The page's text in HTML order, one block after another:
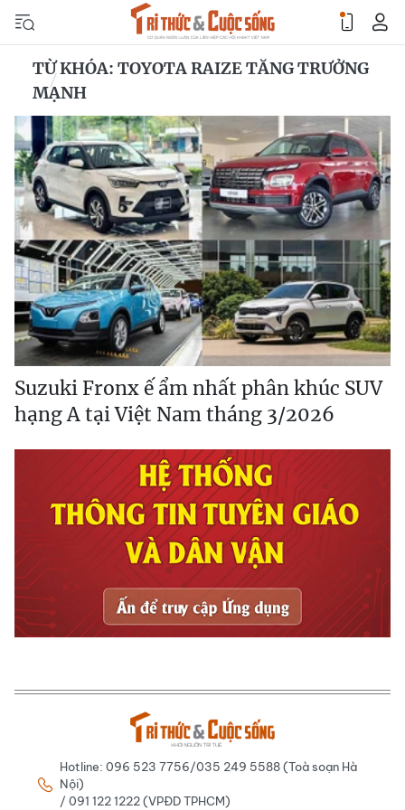
TỪ KHÓA: TOYOTA RAIZE TĂNG TRƯỞNG
MẠNH
Suzuki Fronx ế ẩm nhất phân khúc SUV
hạng A tại Việt Nam tháng 3/2026
Hotline: 096 523 7756/035 249 5588 (Toà soạn Hà
Nội)
/ 091 122 1222 (VPĐD TPHCM)